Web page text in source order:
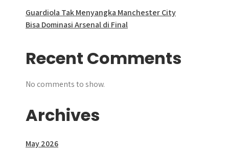
Guardiola Tak Menyangka Manchester City
Bisa Dominasi Arsenal di Final
Recent Comments
No comments to show.
Archives
May 2026